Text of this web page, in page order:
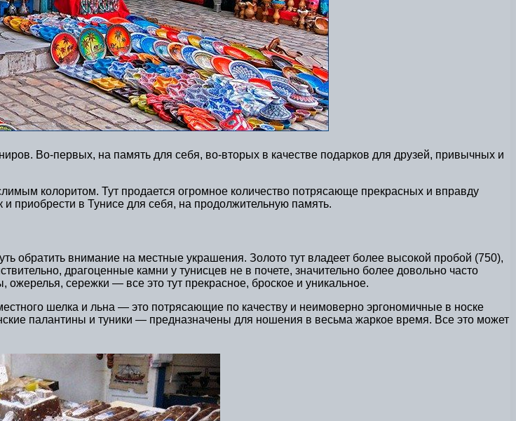
Во-первых, на память для себя, во-вторых в качестве подарков для друзей, привычных и
колоритом. Тут продается огромное количество потрясающе прекрасных и вправду
приобрести в Тунисе для себя, на продолжительную память.
обратить внимание на местные украшения. Золото тут владеет более высокой пробой (750),
драгоценные камни у тунисцев не в почете, значительно более довольно часто
сережки — все это тут прекрасное, броское и уникальное.
шелка и льна — это потрясающие по качеству и неимоверно эргономичные в носке
палантины и туники — предназначены для ношения в весьма жаркое время. Все это может